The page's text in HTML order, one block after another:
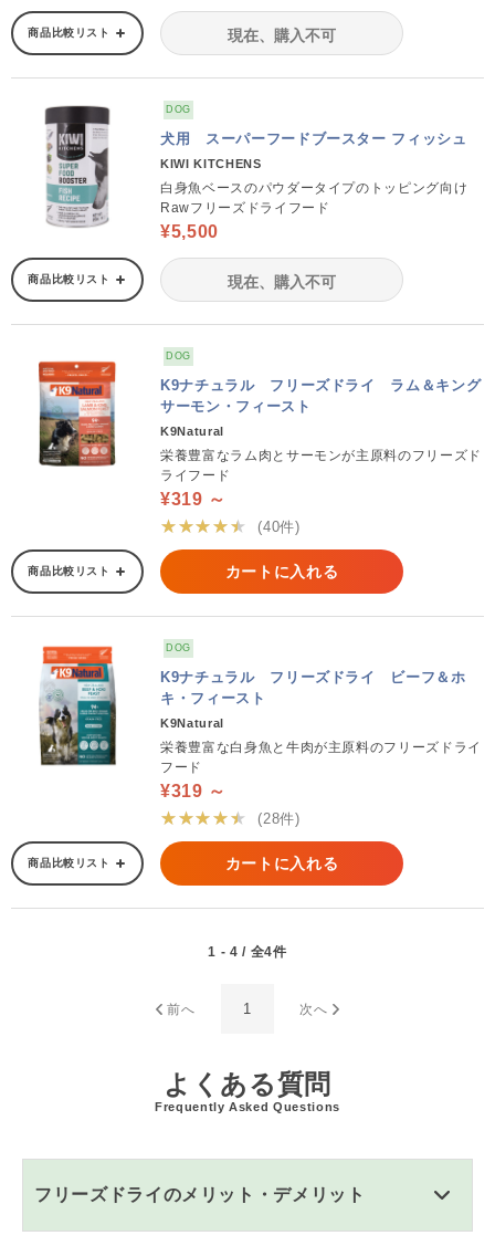
商品比較リスト 現在、購入不可
DOG
犬用 スーパーフードブースター フィッシュ
KIWI KITCHENS
白身魚ベースのパウダータイプのトッピング向け
Rawフリーズドライフード
¥5,500
商品比較リスト 現在、購入不可
DOG
K9ナチュラル フリーズドライ ラム＆キング
サーモン・フィースト
K9Natural
栄養豊富なラム肉とサーモンが主原料のフリーズド
ライフード
¥319 ～
★★★★★
(40件)
商品比較リスト カートに入れる
DOG
K9ナチュラル フリーズドライ ビーフ＆ホ
キ・フィースト
K9Natural
栄養豊富な白身魚と牛肉が主原料のフリーズドライ
フード
¥319 ～
★★★★★
(28件)
商品比較リスト カートに入れる
1 - 4 / 全4件
前へ 1 次へ
よくある質問
Frequently Asked Questions
フリーズドライのメリット・デメリット